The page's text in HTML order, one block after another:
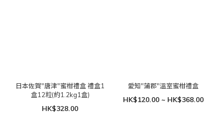
日本佐賀"唐津"蜜柑禮盒 禮盒1
盒12粒(約1.2kg1盒)
HK$328.00
愛知"蒲郡"溫室蜜柑禮盒
HK$120.00 ~ HK$368.00